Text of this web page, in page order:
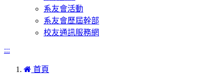
系友會活動
系友會歷屆幹部
校友通訊服務網
:::
首頁